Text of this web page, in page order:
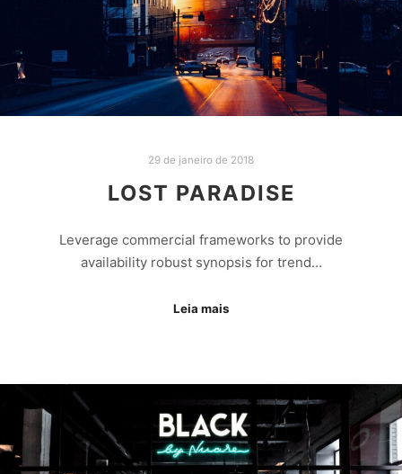
29 de janeiro de 2018
LOST PARADISE
Leverage commercial frameworks to provide
availability robust synopsis for trend…
Leia mais